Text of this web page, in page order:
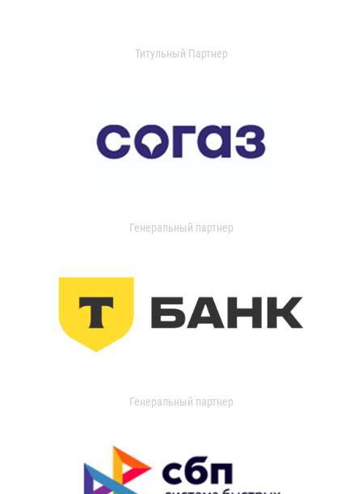
Титульный Партнер
Генеральный партнер
Генеральный партнер